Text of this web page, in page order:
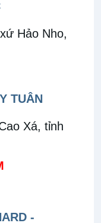
Hảo Nho,
TUÂN
Xá, tỉnh
-